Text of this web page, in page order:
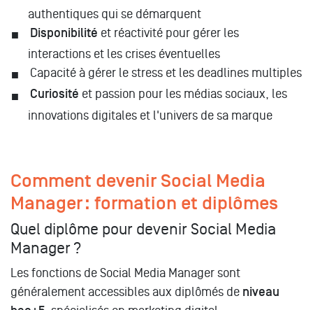
authentiques qui se démarquent
Disponibilité et réactivité pour gérer les
interactions et les crises éventuelles
Capacité à gérer le stress et les deadlines multiples
Curiosité et passion pour les médias sociaux, les
innovations digitales et l'univers de sa marque
Comment devenir Social Media
Manager : formation et diplômes
Quel diplôme pour devenir Social Media
Manager ?
Les fonctions de Social Media Manager sont
généralement accessibles aux diplômés de niveau